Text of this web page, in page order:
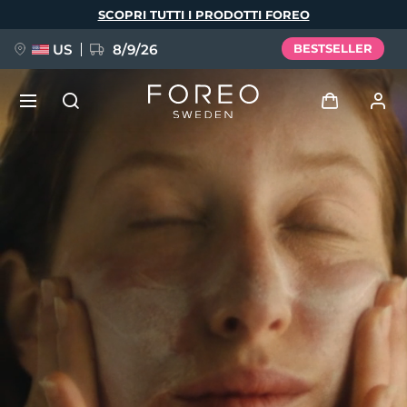
SCOPRI TUTTI I PRODOTTI FOREO
US 8/9/26 BESTSELLER
Accedi
Profilo utente
I miei dispositivi
I miei ordini
I miei indirizzi
I miei abbonamenti
issa™ Teeth Whitening Set
Español
Français
Português
Русский
简体中文 繁體中文